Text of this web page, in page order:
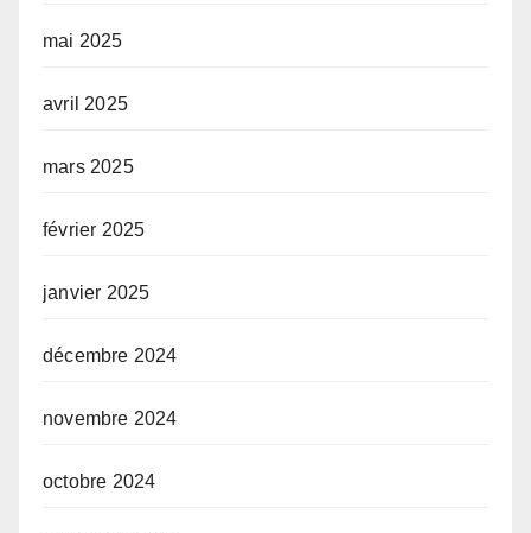
mai 2025
avril 2025
mars 2025
février 2025
janvier 2025
décembre 2024
novembre 2024
octobre 2024